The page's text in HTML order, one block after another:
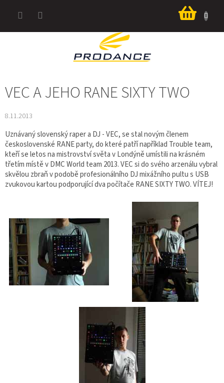
košík
VEC A JEHO RANE SIXTY TWO
8.11.2013
Uznávaný slovenský raper a DJ - VEC, se stal novým členem
československé RANE party, do které patří například Trouble team,
kteří se letos na mistrovství světa v Londýně umístili na krásném
třetím místě v DMC World team 2013. VEC si do svého arzenálu vybral
skvělou zbraň v podobě profesionálního DJ mixážního pultu s USB
zvukovou kartou podporující dva počítače RANE SIXTY TWO. VÍTEJ!